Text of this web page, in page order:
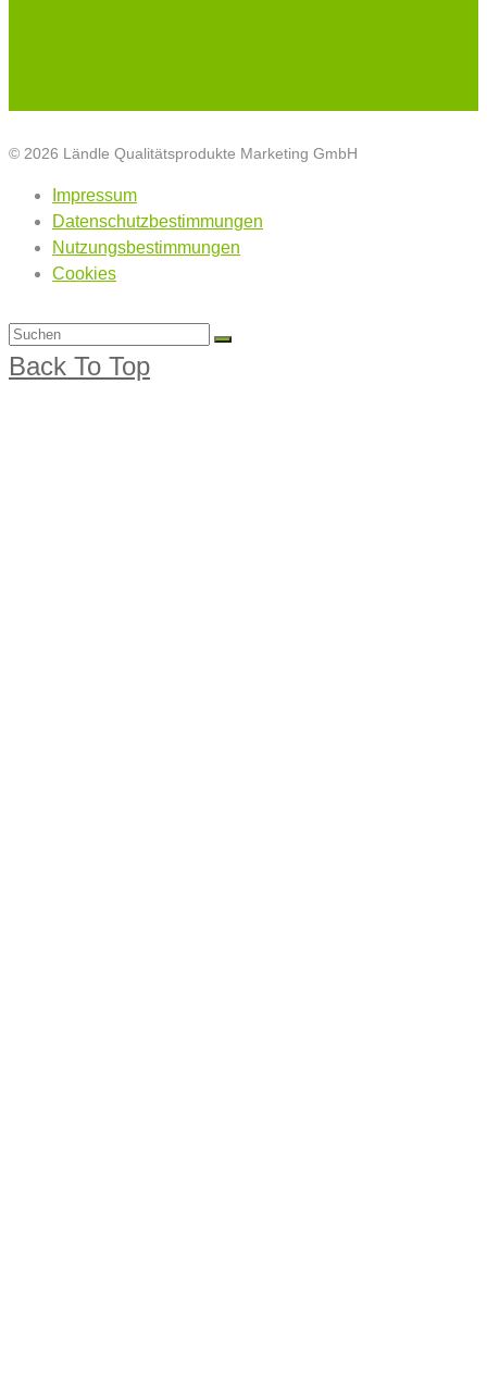
© 2026 Ländle Qualitätsprodukte Marketing GmbH
Impressum
Datenschutzbestimmungen
Nutzungsbestimmungen
Cookies
Back To Top